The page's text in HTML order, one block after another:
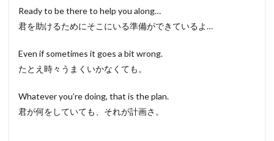
Ready to be there to help you along…
君を助けるためにそこにいる準備ができているよ…
Even if sometimes it goes a bit wrong.
たとえ時々うまくいかなくても。
Whatever you’re doing, that is the plan.
君が何をしていても、それが計画さ。